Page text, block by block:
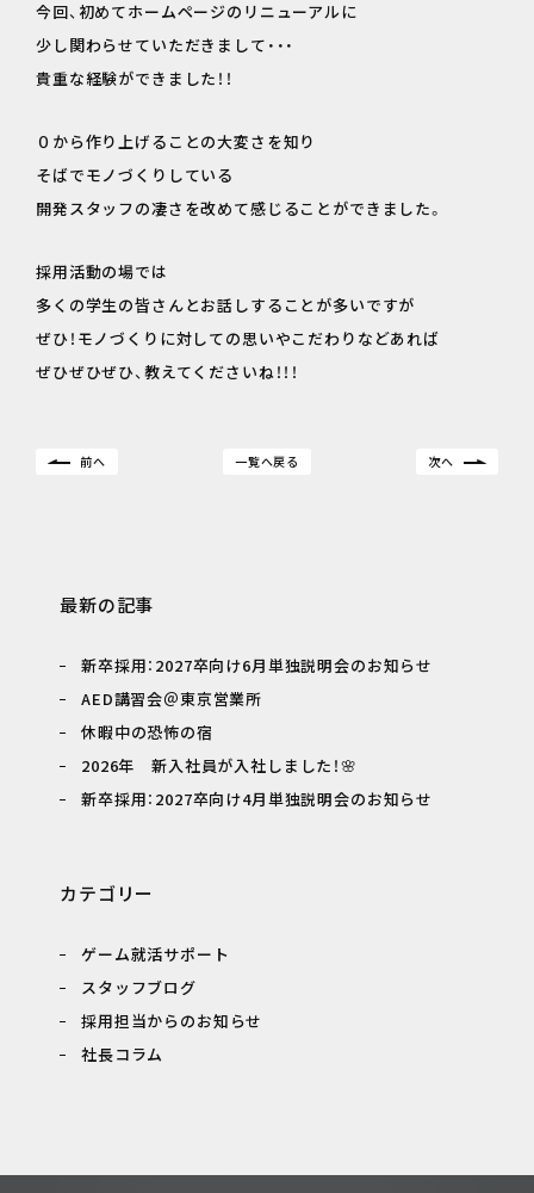
今回、初めてホームページのリニューアルに
少し関わらせていただきまして・・・
貴重な経験ができました！！
０から作り上げることの大変さを知り
そばでモノづくりしている
開発スタッフの凄さを改めて感じることができました。
採用活動の場では
多くの学生の皆さんとお話しすることが多いですが
ぜひ！モノづくりに対しての思いやこだわりなどあれば
ぜひぜひぜひ、教えてくださいね！！！
前へ 一覧へ戻る 次へ
最新の記事
新卒採用：2027卒向け6月単独説明会のお知らせ
AED講習会＠東京営業所
休暇中の恐怖の宿
2026年 新入社員が入社しました！🌸
新卒採用：2027卒向け4月単独説明会のお知らせ
カテゴリー
ゲーム就活サポート
スタッフブログ
採用担当からのお知らせ
社長コラム